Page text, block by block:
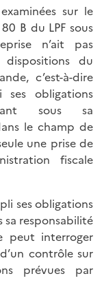
sur le
B du LPF sous
n’ait pas
du
c’est-à-dire
ses obligations
sous sa
le champ de
une prise de
fiscale
ses obligations
responsabilité
peut interroger
contrôle sur
prévues par